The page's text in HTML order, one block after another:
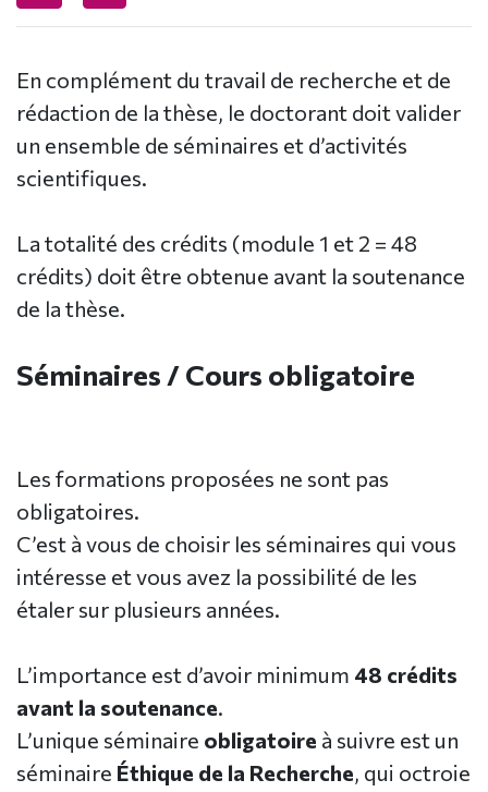
En complément du travail de recherche et de
rédaction de la thèse, le doctorant doit valider
un ensemble de séminaires et d’activités
scientifiques.
La totalité des crédits (module 1 et 2 = 48
crédits) doit être obtenue avant la soutenance
de la thèse.
Séminaires / Cours obligatoire
Les formations proposées ne sont pas
obligatoires.
C’est à vous de choisir les séminaires qui vous
intéresse et vous avez la possibilité de les
étaler sur plusieurs années.
L’importance est d’avoir minimum 48 crédits
avant la soutenance.
L’unique séminaire obligatoire à suivre est un
séminaire Éthique de la Recherche, qui octroie